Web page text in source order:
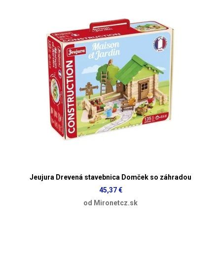
Jeujura Drevená stavebnica Domček so záhradou
45,37 €
od Mironetcz.sk